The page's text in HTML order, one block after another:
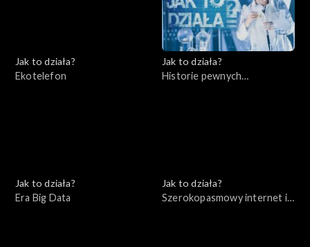
Jak to działa?
Ekotelefon
Jak to działa?
Historie pewnych
Jak to działa?
Era Big Data
Jak to działa?
Szerokopasmowy internet i